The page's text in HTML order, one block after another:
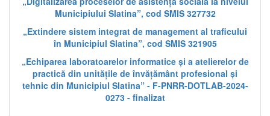
Municipiului Slatina”, cod SMIS 327732
„Extindere sistem integrat de management al traficului
în Municipiul Slatina”, cod SMIS 321905
„Echiparea laboratoarelor informatice și a atelierelor de
practică din unitățile de învățământ profesional și
tehnic din Municipiul Slatina” - F-PNRR-DOTLAB-2024-
0273 - finalizat